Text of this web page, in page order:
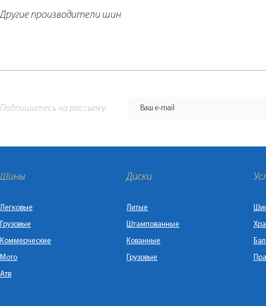
Другие производители шин
Подпишитесь на рассылку:
Шины
Легковые
Грузовые
Коммерческие
Мото
Атв
Диски
Литые
Штампованные
Кованные
Грузовые